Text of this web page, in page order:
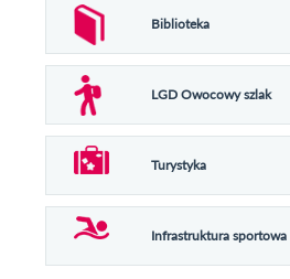
Biblioteka
LGD Owocowy szlak
Turystyka
Infrastruktura sportowa